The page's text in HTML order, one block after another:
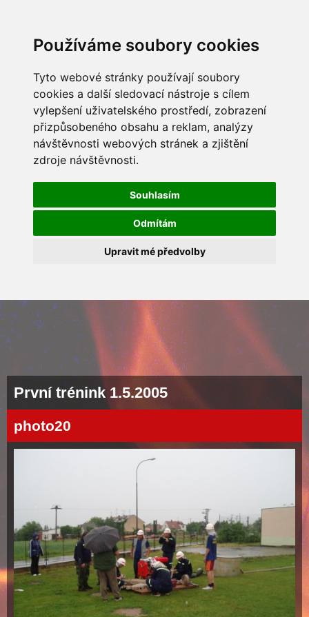
Používáme soubory cookies
Tyto webové stránky používají soubory
cookies a další sledovací nástroje s cílem
vylepšení uživatelského prostředí, zobrazení
přizpůsobeného obsahu a reklam, analýzy
návštěvnosti webových stránek a zjištění
zdroje návštěvnosti.
Souhlasím
Odmítám
Upravit mé předvolby
První trénink 1.5.2005
photo20